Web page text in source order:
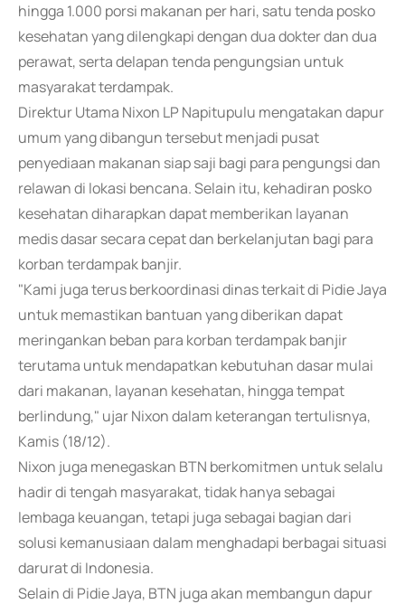
hingga 1.000 porsi makanan per hari, satu tenda posko
kesehatan yang dilengkapi dengan dua dokter dan dua
perawat, serta delapan tenda pengungsian untuk
masyarakat terdampak.
Direktur Utama Nixon LP Napitupulu mengatakan dapur
umum yang dibangun tersebut menjadi pusat
penyediaan makanan siap saji bagi para pengungsi dan
relawan di lokasi bencana. Selain itu, kehadiran posko
kesehatan diharapkan dapat memberikan layanan
medis dasar secara cepat dan berkelanjutan bagi para
korban terdampak banjir.
"Kami juga terus berkoordinasi dinas terkait di Pidie Jaya
untuk memastikan bantuan yang diberikan dapat
meringankan beban para korban terdampak banjir
terutama untuk mendapatkan kebutuhan dasar mulai
dari makanan, layanan kesehatan, hingga tempat
berlindung," ujar Nixon dalam keterangan tertulisnya,
Kamis (18/12).
Nixon juga menegaskan BTN berkomitmen untuk selalu
hadir di tengah masyarakat, tidak hanya sebagai
lembaga keuangan, tetapi juga sebagai bagian dari
solusi kemanusiaan dalam menghadapi berbagai situasi
darurat di Indonesia.
Selain di Pidie Jaya, BTN juga akan membangun dapur